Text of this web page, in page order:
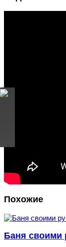
Похожие
Баня своими